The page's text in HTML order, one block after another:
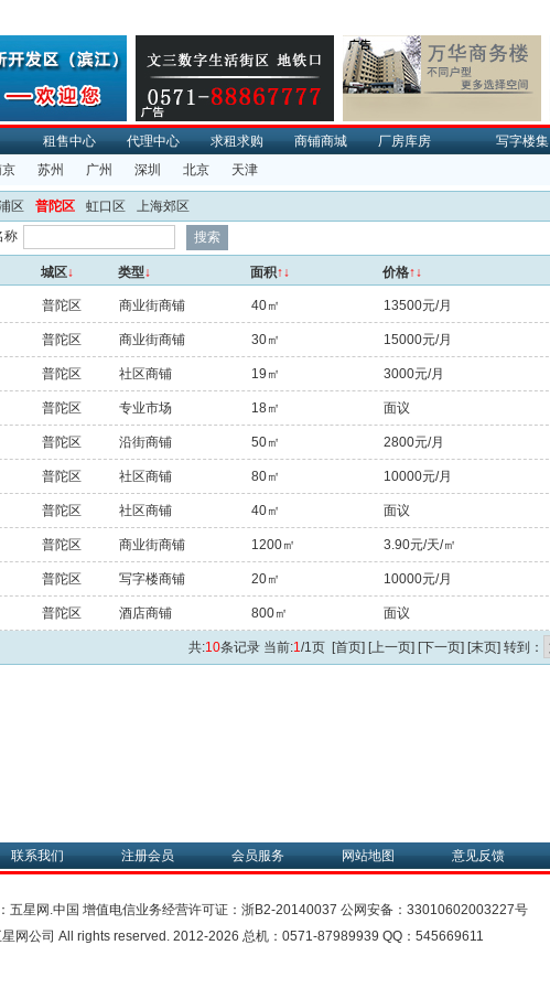
租售中心 代理中心 求租求购 商铺商城 厂房库房 写字楼集
苏州 广州 深圳 北京 天津
区 普陀区 虹口区
上海郊区
称
城区↓ 类型↓ 面积↑↓ 价格↑↓
普陀区 商业街商铺 40㎡ 13500元/月
普陀区 商业街商铺 30㎡ 15000元/月
普陀区 社区商铺 19㎡ 3000元/月
普陀区 专业市场 18㎡ 面议
普陀区 沿街商铺 50㎡ 2800元/月
普陀区 社区商铺 80㎡ 10000元/月
普陀区 社区商铺 40㎡ 面议
普陀区 商业街商铺 1200㎡ 3.90元/天/㎡
普陀区 写字楼商铺 20㎡ 10000元/月
普陀区 酒店商铺 800㎡ 面议
共:10条记录 当前:1/1页 [首页] [上一页] [下一页] [末页] 转到：
联系我们 注册会员 会员服务 网站地图 意见反馈
五星网.中国 增值电信业务经营许可证： 浙B2-20140037 公网安备： 33010602003227号
星网公司 All rights reserved. 2012-2026 总机：0571-87989939 QQ：545669611